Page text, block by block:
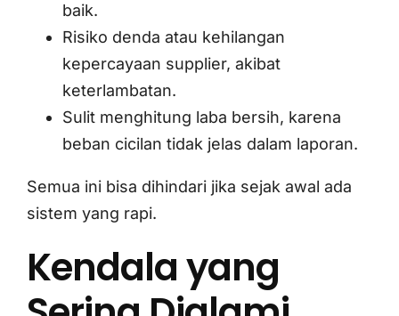
baik.
Risiko denda atau kehilangan
kepercayaan supplier, akibat
keterlambatan.
Sulit menghitung laba bersih, karena
beban cicilan tidak jelas dalam laporan.
Semua ini bisa dihindari jika sejak awal ada
sistem yang rapi.
Kendala yang